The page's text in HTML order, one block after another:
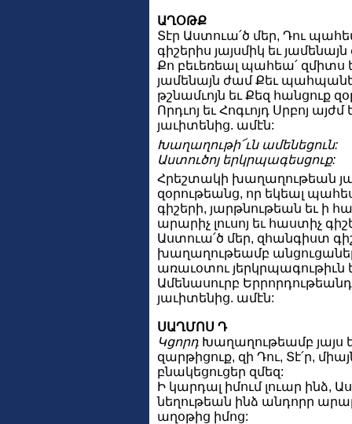
ԱՂՕԹՔ
Տէր Աստուա՛ծ մեր, Դու
գիշերիս յայսմիկ եւ
Քո բեւեռեալ պահեա՛ զմիտս
յամենայն ժամ Քեւ
թշնամւոյն եւ Քեզ հանցուք
Որդւոյ եւ Հոգւոյդ Սրբոյ
յաւիտենից. ամէն:
Խաղաղութի՜ւն ամենեցուն:
Աստուծոյ երկրպագեսցուք:
Հրեշտակի խաղաղութեան
զօրութեանց, որ եկեալ
գիշերի, յարթնութեան եւ ի
արարիչ լուսոյ եւ հաստիչ
Աստուա՛ծ մեր, զհանգիստ
խաղաղութեամբ
առաւօտու
Ամենասուրբ
յաւիտենից. ամէն:
ՍԱՂՄՈՍ Դ
Կցորդ Խաղաղութեամբ յայս
զարթիցուք, զի Դու, Տէ՛ր,
բնակեցուցեր զմեզ:
Ի կարդալ իմում լուար ինձ,
նեղութեան ինձ անդորր
աղօթից իմոց: